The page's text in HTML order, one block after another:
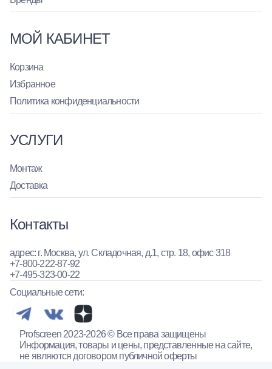
МОЙ КАБИНЕТ
Корзина
Избранное
Политика конфиденциальности
УСЛУГИ
Монтаж
Доставка
Контакты
адрес: г. Москва, ул. Складочная, д.1, стр. 18, офис 318
+7-800-222-87-92
+7-495-323-00-22
Социальные сети:
Profscreen 2023-2026 © Все права защищены
Информация, товары и цены, представленные на сайте,
не являются договором публичной оферты